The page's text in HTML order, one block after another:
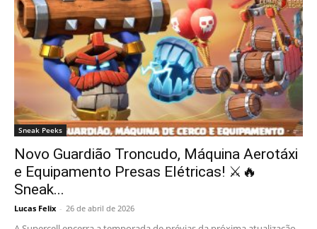
Sneak Peeks
Novo Guardião Troncudo, Máquina Aerotáxi
e Equipamento Presas Elétricas! ⚔️🔥
Sneak...
Lucas Felix - 26 de abril de 2026